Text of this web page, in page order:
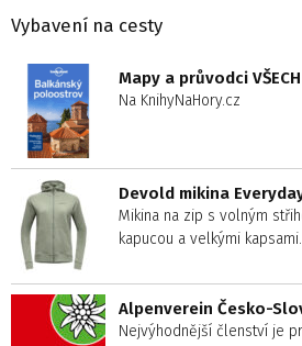
Vybavení na cesty
Mapy a průvodci
Na KnihyNaHory.cz
Devold mikina
Mikina na zip s volným
kapucou a velkými kapsami.
Alpenverein Česko-
Nejvýhodnější členství je